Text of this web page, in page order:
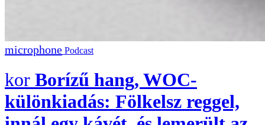
Podcast
Borízű hang, WOC-
különkiadás: Fölkelsz reggel,